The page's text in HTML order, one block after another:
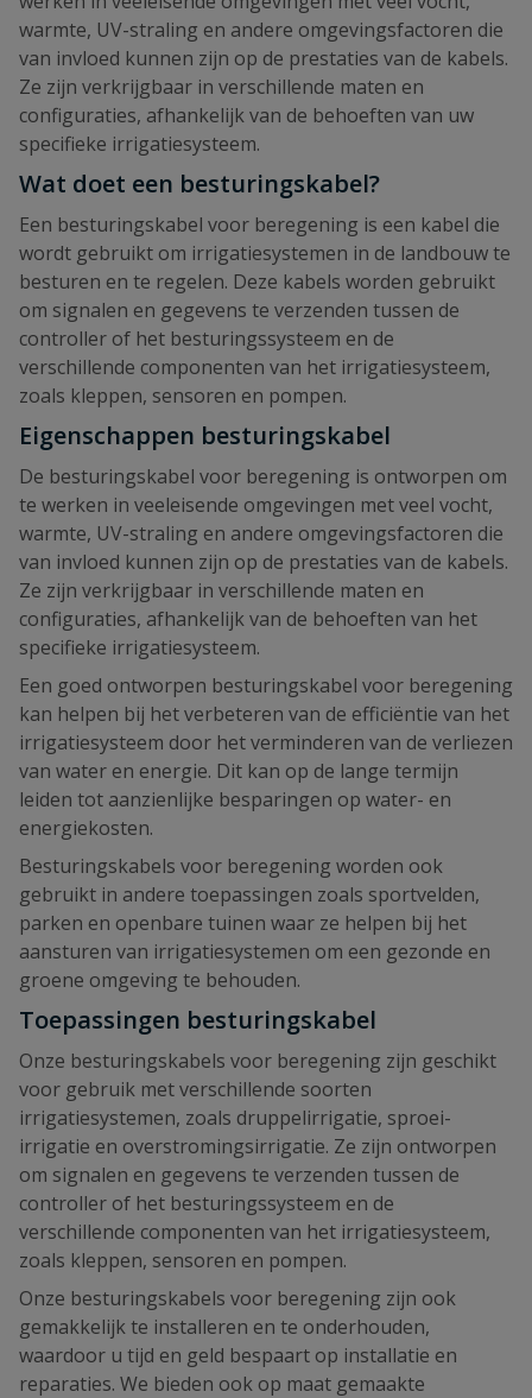
warmte, UV-straling en andere omgevingsfactoren die
van invloed kunnen zijn op de prestaties van de kabels.
Ze zijn verkrijgbaar in verschillende maten en
configuraties, afhankelijk van de behoeften van uw
specifieke irrigatiesysteem.
Wat doet een besturingskabel?
Een besturingskabel voor beregening is een kabel die
wordt gebruikt om irrigatiesystemen in de landbouw te
besturen en te regelen. Deze kabels worden gebruikt
om signalen en gegevens te verzenden tussen de
controller of het besturingssysteem en de
verschillende componenten van het irrigatiesysteem,
zoals kleppen, sensoren en pompen.
Eigenschappen besturingskabel
De besturingskabel voor beregening is ontworpen om
te werken in veeleisende omgevingen met veel vocht,
warmte, UV-straling en andere omgevingsfactoren die
van invloed kunnen zijn op de prestaties van de kabels.
Ze zijn verkrijgbaar in verschillende maten en
configuraties, afhankelijk van de behoeften van het
specifieke irrigatiesysteem.
Een goed ontworpen besturingskabel voor beregening
kan helpen bij het verbeteren van de efficiëntie van het
irrigatiesysteem door het verminderen van de verliezen
van water en energie. Dit kan op de lange termijn
leiden tot aanzienlijke besparingen op water- en
energiekosten.
Besturingskabels voor beregening worden ook
gebruikt in andere toepassingen zoals sportvelden,
parken en openbare tuinen waar ze helpen bij het
aansturen van irrigatiesystemen om een ​​gezonde en
groene omgeving te behouden.
Toepassingen besturingskabel
Onze besturingskabels voor beregening zijn geschikt
voor gebruik met verschillende soorten
irrigatiesystemen, zoals druppelirrigatie, sproei-
irrigatie en overstromingsirrigatie. Ze zijn ontworpen
om signalen en gegevens te verzenden tussen de
controller of het besturingssysteem en de
verschillende componenten van het irrigatiesysteem,
zoals kleppen, sensoren en pompen.
Onze besturingskabels voor beregening zijn ook
gemakkelijk te installeren en te onderhouden,
waardoor u tijd en geld bespaart op installatie en
reparaties. We bieden ook op maat gemaakte